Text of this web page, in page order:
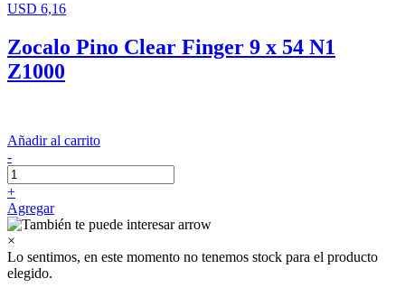
USD 6,16
Zocalo Pino Clear Finger 9 x 54 N1
Z1000
Añadir al carrito
-
+
Agregar
×
Lo sentimos, en este momento no tenemos stock para el producto
elegido.